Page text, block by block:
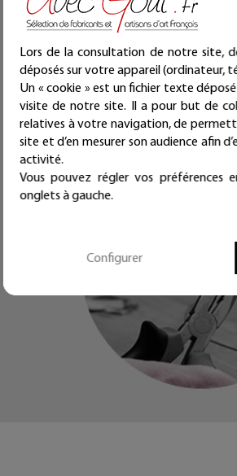
Ligne 3 : environ 44 cm x 16 cm
Les dimensions peuvent
Les commandes sont
Mieux qu'un sticker ou un
intemporelles et
Lors de la consultation de notre site,
déposés sur votre appareil
Un « cookie » est un fichier texte
visite de notre site. Il a pour but de
relatives à votre navigation, de
site et d’en mesurer son audience afin
activité.
Vous pouvez régler vos préférences
onglets à gauche.
Configurer